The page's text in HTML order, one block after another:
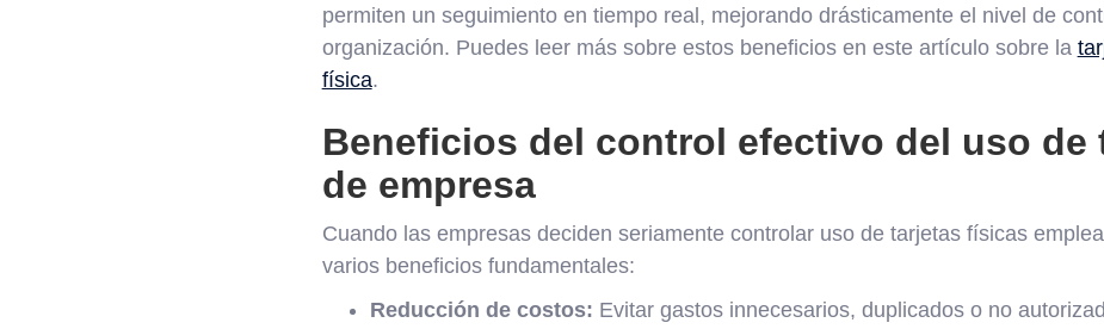
permiten un seguimiento en tiempo real, mejorando drásticamente el nivel de
organización. Puedes leer más sobre estos beneficios en este artículo sobre la
física.
Beneficios del control efectivo del uso de
de empresa
Cuando las empresas deciden seriamente controlar uso de tarjetas físicas
varios beneficios fundamentales:
Reducción de costos: Evitar gastos innecesarios, duplicados o no